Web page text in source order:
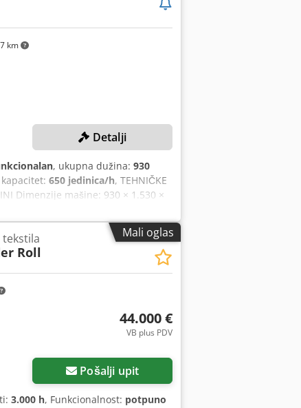
km
Detalji
, ukupna dužina: 930
650 jedinica/h, TEHNIČKE
Dimenzije mašine: 930 × 1.530 ×
Integrisano pakovanje
Mali oglas
tekstila
Roll
44.000 €
VB plus PDV
Pošalji upit
3.000 h, Funkcionalnost: potpuno